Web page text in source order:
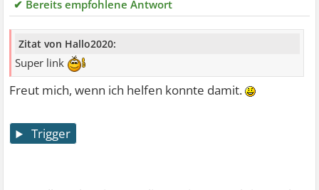
✔ Bereits empfohlene Antwort
Zitat von Hallo2020:
Super link
Freut mich, wenn ich helfen konnte damit.
Trigger